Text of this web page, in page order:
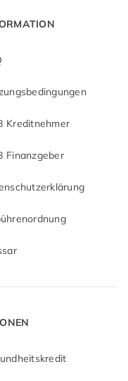
Kreditnehmer
Finanzgeber